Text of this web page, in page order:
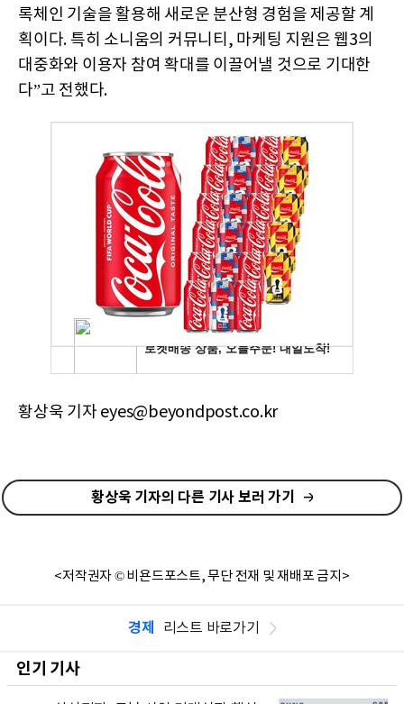
록체인 기술을 활용해 새로운 분산형 경험을 제공할 계
획이다. 특히 소니움의 커뮤니티, 마케팅 지원은 웹3의
대중화와 이용자 참여 확대를 이끌어낼 것으로 기대한
다”고 전했다.
황상욱 기자 eyes@beyondpost.co.kr
황상욱 기자의 다른 기사 보러 가기
<저작권자 © 비욘드포스트, 무단 전재 및 재배포 금지>
경제 리스트 바로가기
인기 기사